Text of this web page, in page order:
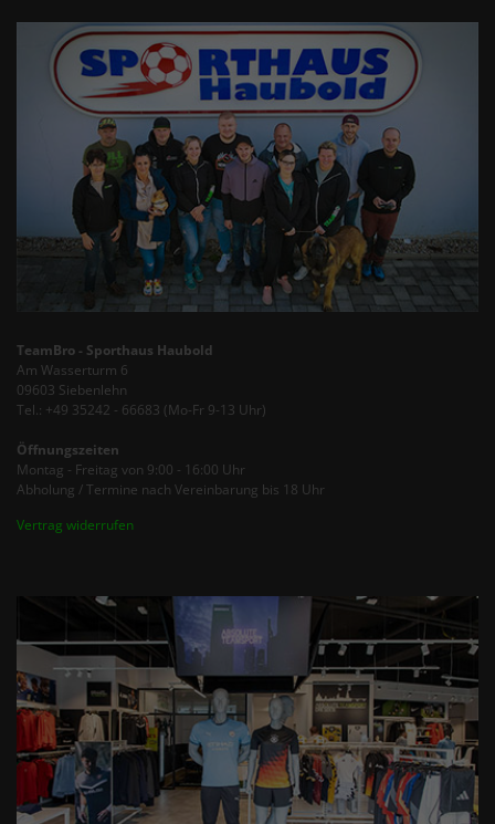
TeamBro - Sporthaus Haubold
Am Wasserturm 6
09603 Siebenlehn
Tel.: +49 35242 - 66683 (Mo-Fr 9-13 Uhr)
Öffnungszeiten
Montag - Freitag von 9:00 - 16:00 Uhr
Abholung / Termine nach Vereinbarung bis 18 Uhr
Vertrag widerrufen